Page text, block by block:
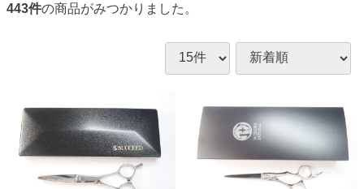
443件の商品がみつかりました。